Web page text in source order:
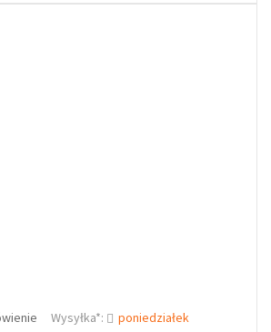
Wysyłka*: poniedziałek